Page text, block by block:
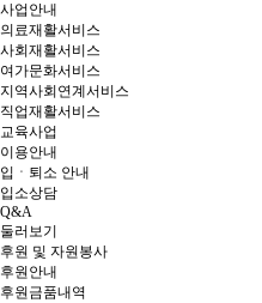
사업안내
의료재활서비스
사회재활서비스
여가문화서비스
지역사회연계서비스
직업재활서비스
교육사업
이용안내
입ㆍ퇴소 안내
입소상담
Q&A
둘러보기
후원 및 자원봉사
후원안내
후원금품내역